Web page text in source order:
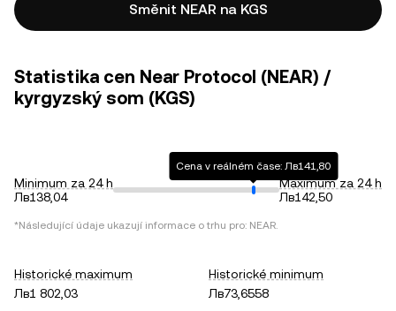
Směnit NEAR na KGS
Statistika cen Near Protocol (NEAR) /
kyrgyzský som (KGS)
Minimum za 24 h
Лв138,04
Cena v reálném čase: Лв141,80
Maximum za 24 h
Лв142,50
*Následující údaje ukazují informace o trhu pro: NEAR.
Historické maximum
Лв1 802,03
Historické minimum
Лв73,6558